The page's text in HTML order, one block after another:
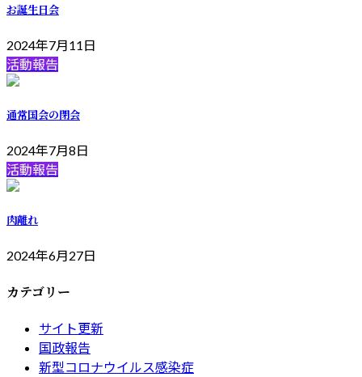
お誕生日会
2024年7月11日
活動報告
通常国会の閉会
2024年7月8日
活動報告
肉離れ
2024年6月27日
カテゴリー
サイト更新
国政報告
新型コロナウイルス感染症